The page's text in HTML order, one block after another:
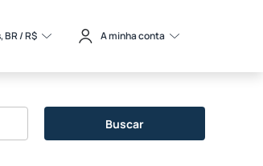
BR / R$ A minha conta
Buscar